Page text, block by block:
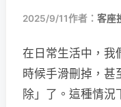
2025/9/11作者： 客座
在日常生活中，我
時候手滑刪掉，甚
除」了。這種情